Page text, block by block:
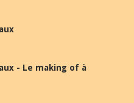
- Le making of à